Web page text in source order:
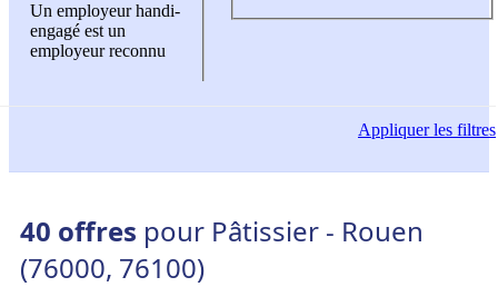
Un employeur handi-
engagé est un
employeur reconnu
Appliquerles filtres
40 offres pour Pâtissier - Rouen
(76000, 76100)